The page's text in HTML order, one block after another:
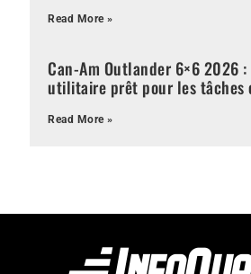
Read More »
Can-Am Outlander 6×6 2026
utilitaire prêt pour les tâches
Read More »